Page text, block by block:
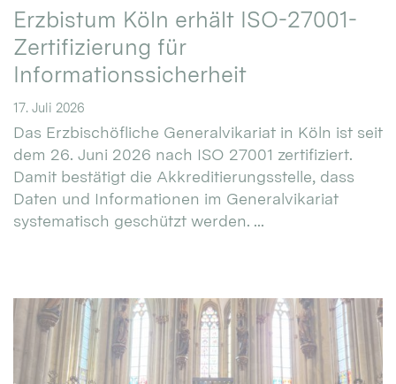
Erzbistum Köln erhält ISO-27001-
Zertifizierung für
Informationssicherheit
17. Juli 2026
Das Erzbischöfliche Generalvikariat in Köln ist seit
dem 26. Juni 2026 nach ISO 27001 zertifiziert.
Damit bestätigt die Akkreditierungsstelle, dass
Daten und Informationen im Generalvikariat
systematisch geschützt werden. ...